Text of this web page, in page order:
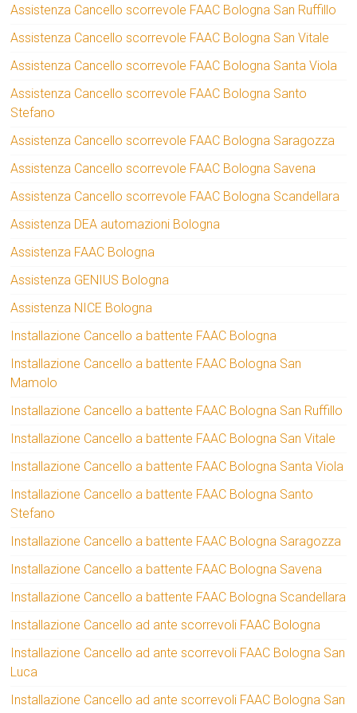
Assistenza Cancello scorrevole FAAC Bologna San Ruffillo
Assistenza Cancello scorrevole FAAC Bologna San Vitale
Assistenza Cancello scorrevole FAAC Bologna Santa Viola
Assistenza Cancello scorrevole FAAC Bologna Santo
Stefano
Assistenza Cancello scorrevole FAAC Bologna Saragozza
Assistenza Cancello scorrevole FAAC Bologna Savena
Assistenza Cancello scorrevole FAAC Bologna Scandellara
Assistenza DEA automazioni Bologna
Assistenza FAAC Bologna
Assistenza GENIUS Bologna
Assistenza NICE Bologna
Installazione Cancello a battente FAAC Bologna
Installazione Cancello a battente FAAC Bologna San
Mamolo
Installazione Cancello a battente FAAC Bologna San Ruffillo
Installazione Cancello a battente FAAC Bologna San Vitale
Installazione Cancello a battente FAAC Bologna Santa Viola
Installazione Cancello a battente FAAC Bologna Santo
Stefano
Installazione Cancello a battente FAAC Bologna Saragozza
Installazione Cancello a battente FAAC Bologna Savena
Installazione Cancello a battente FAAC Bologna Scandellara
Installazione Cancello ad ante scorrevoli FAAC Bologna
Installazione Cancello ad ante scorrevoli FAAC Bologna San
Luca
Installazione Cancello ad ante scorrevoli FAAC Bologna San